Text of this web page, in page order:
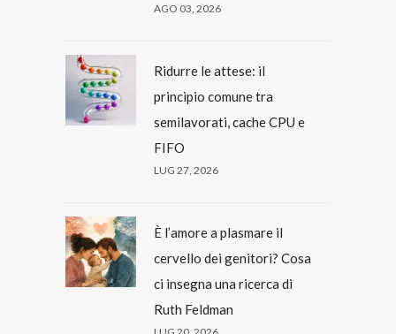
AGO 03, 2026
Ridurre le attese: il
principio comune tra
semilavorati, cache CPU e
FIFO
LUG 27, 2026
È l’amore a plasmare il
cervello dei genitori? Cosa
ci insegna una ricerca di
Ruth Feldman